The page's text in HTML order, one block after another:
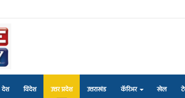
देश विदेश उत्तर प्रदेश उत्तराखंड कॅरिअर खेल